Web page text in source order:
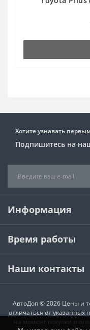
Хотите узнавать
Подпишитесь на
Информация
Время работы
Наши контакты
АвтоДоп © 2026 Цены и
отличаться от указанных
на момент покупки и